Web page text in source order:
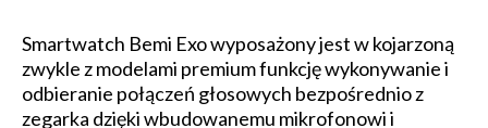
Smartwatch Bemi Exo wyposażony jest w kojarzoną
zwykle z modelami premium funkcję wykonywanie i
odbieranie połączeń głosowych bezpośrednio z
zegarka dzięki wbudowanemu mikrofonowi i